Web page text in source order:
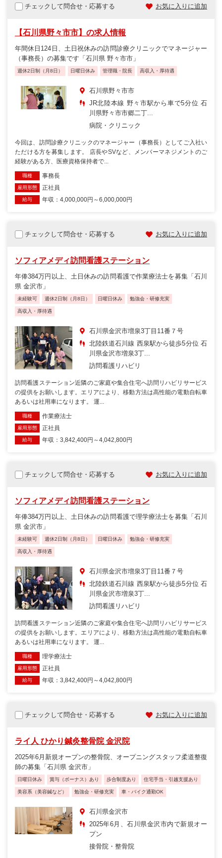
チェックして問合せ・応募する お気に入りに追加
【石川県野々市市】の求人情報
年間休日124日、土日祝休みの訪問診療クリニックでマネージャー
（事務長）の募集です「石川県 野々市市」
週休2日制（月8日） 日曜日休み 管理職・院長 高収入・厚待遇
石川県野々市市
JR北陸本線 野々市駅から車で5分位 石
川県野々市市郷二丁...
病院・クリニック
今回は、訪問診療クリニックのマネージャー（事務長）としてご入社い
ただける方を募集します。 店長やSVなど、メンバーマネジメントのご
経験がある方、医療資格保持者で...
職種 事務長
雇用形態 正社員
給与 年収：4,000,000円～6,000,000円
チェックして問合せ・応募する お気に入りに追加
ソフィアメディ訪問看護ステーション
年俸384万円以上、土日休みの訪問看護で作業療法士を募集「石川
県 金沢市」
未経験可 週休2日制（月8日） 日曜日休み 勉強会・研修充実
高収入・厚待遇
石川県金沢市増泉3丁目11番７号
北陸鉄道石川線 西泉駅から徒歩5分位 石
川県金沢市増泉3丁...
訪問看護リハビリ
訪問看護ステーション近隣のご家庭や集合住宅へ訪問リハビリサービス
の提供をお願いします。エリアにより、移動方法は高性能の電動自転車
あるいは社用車になります。 運...
職種 作業療法士
雇用形態 正社員
給与 年収：3,842,400円～4,042,800円
チェックして問合せ・応募する お気に入りに追加
ソフィアメディ訪問看護ステーション
年俸384万円以上、土日休みの訪問看護で理学療法士を募集「石川
県 金沢市」
未経験可 週休2日制（月8日） 日曜日休み 勉強会・研修充実
高収入・厚待遇
石川県金沢市増泉3丁目11番７号
北陸鉄道石川線 西泉駅から徒歩5分位 石
川県金沢市増泉3丁...
訪問看護リハビリ
訪問看護ステーション近隣のご家庭や集合住宅へ訪問リハビリサービス
の提供をお願いします。エリアにより、移動方法は高性能の電動自転車
あるいは社用車になります。 運...
職種 理学療法士
雇用形態 正社員
給与 年収：3,842,400円～4,042,800円
チェックして問合せ・応募する お気に入りに追加
ライ人 ひかり鍼灸整骨院 金沢院
2025年6月新規オープンの整骨院、オープニングスタッフ柔道整復
師の募集「石川県 金沢市」
日曜日休み 賞与（ボーナス）あり 歩合制度あり 住宅手当・引越支援あり
美容系（美容鍼など） 勉強会・研修充実 車・バイク通勤OK
石川県金沢市
2025年6月、石川県金沢市内で新規オー
プン
接骨院・整骨院